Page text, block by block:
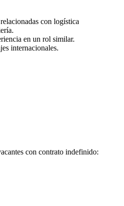
con logística
en un rol similar.
internacionales.
con contrato indefinido: